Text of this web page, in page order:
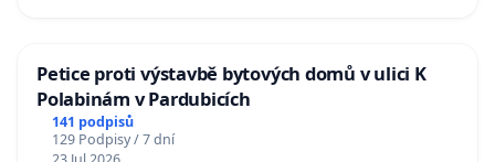
Petice proti výstavbě bytových domů v ulici K
Polabinám v Pardubicích
141 podpisů
129 Podpisy / 7 dní